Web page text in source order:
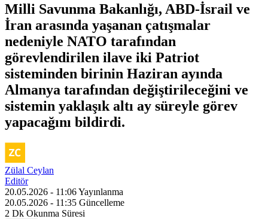
Milli Savunma Bakanlığı, ABD-İsrail ve
İran arasında yaşanan çatışmalar
nedeniyle NATO tarafından
görevlendirilen ilave iki Patriot
sisteminden birinin Haziran ayında
Almanya tarafından değiştirileceğini ve
sistemin yaklaşık altı ay süreyle görev
yapacağını bildirdi.
Zülal Ceylan
Editör
20.05.2026 - 11:06Yayınlanma
20.05.2026 - 11:35 Güncelleme
2 Dk Okunma Süresi